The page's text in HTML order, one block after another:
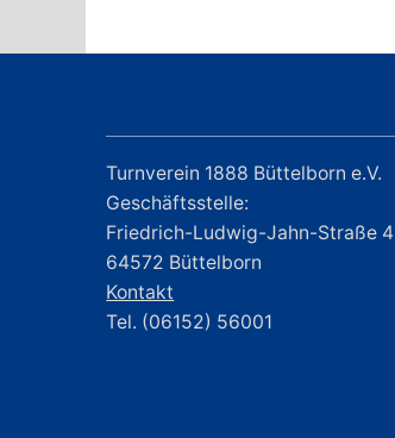
Turnverein 1888 Büttelborn e.V.
Geschäftsstelle:
Friedrich-Ludwig-Jahn-Straße 4
64572 Büttelborn
Kontakt
Tel. (06152) 56001